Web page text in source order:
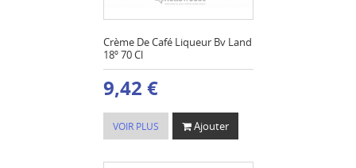
Crème De Café Liqueur Bv Land
18º 70 Cl
9,42 €
VOIR PLUS Ajouter